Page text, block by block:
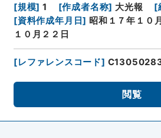
[規模] 1 [作成者名称] 大光報 [
[資料作成年月日] 昭和１７年１０
１０月２２日
[レファレンスコード]
閲覧